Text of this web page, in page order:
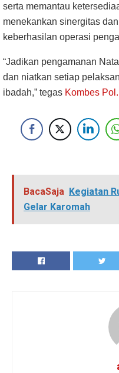
serta memantau
menekankan sinergitas
keberhasilan operasi
“Jadikan pengamanan
dan niatkan setiap
ibadah,” tegas Kombes
BacaSaja Kegiatan
Gelar Karomah